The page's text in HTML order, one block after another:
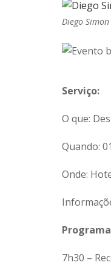
Diego
Serviço:
O que:
Quando:
Onde:
7h30 –